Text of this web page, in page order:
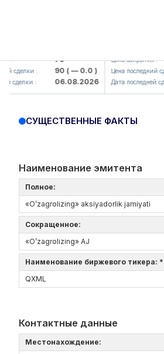
79
: 90 ( — 0.0 )
: 06.08.2026
Цена закрытия :
Цена последний сделки :
Дата последней сделки :
СУЩЕСТВЕННЫЕ ФАКТЫ
Наименование эмитента
Полное:
«O’zagrolizing» aksiyadorlik jamiyati
Сокращенное:
«O’zagrolizing» AJ
Наименование биржевого тикера: *
QXML
Контактные данные
Местонахождение: